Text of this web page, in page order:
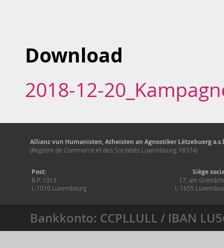
Download
2018-12-
Allianz vun Humanisten, Atheisten an Agnostiker Lëtzebuerg
(Registre de Commerce et des Socitétés Luxembourg: F8374)
Post:
B.P. 1013
L-1010 Luxembourg
Siège
17, am
L-1655
Bankkonto: CCPLLULL / IBAN